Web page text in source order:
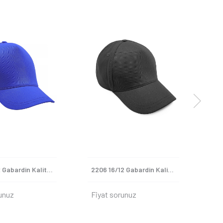
2218 16/12 Gabardin Kaliteli Şapka 2206 16/12 Gabardin Kaliteli Şapka
Fiyat sorunuz